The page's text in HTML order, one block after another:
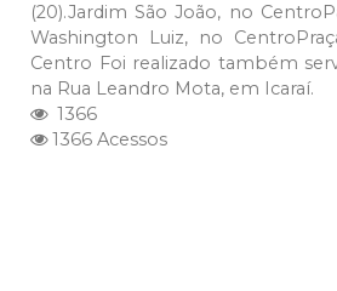
(20).Jardim São João, no
Washington Luiz, no
Centro Foi realizado também
na Rua Leandro Mota, em Icaraí.
1366
1366 Acessos